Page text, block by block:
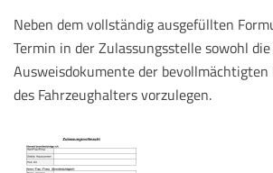
Neben dem vollständig ausgefüllten
Termin in der Zulassungsstelle sowohl die
Ausweisdokumente der bevollmächtigten
des Fahrzeughalters vorzulegen.